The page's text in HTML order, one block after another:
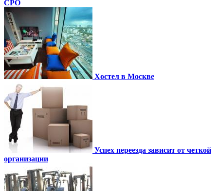
СРО
Хостел в Москве
Успех переезда зависит от четкой
организации